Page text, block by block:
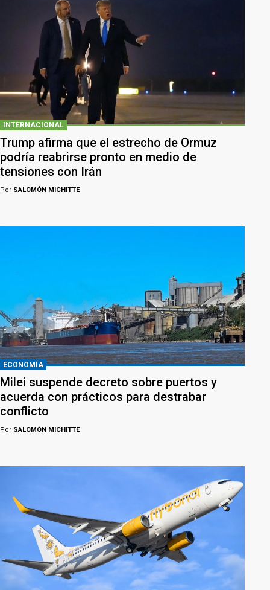
INTERNACIONAL
Trump afirma que el estrecho de Ormuz
podría reabrirse pronto en medio de
tensiones con Irán
Por SALOMÓN MICHITTE
ECONOMÍA
Milei suspende decreto sobre puertos y
acuerda con prácticos para destrabar
conflicto
Por SALOMÓN MICHITTE